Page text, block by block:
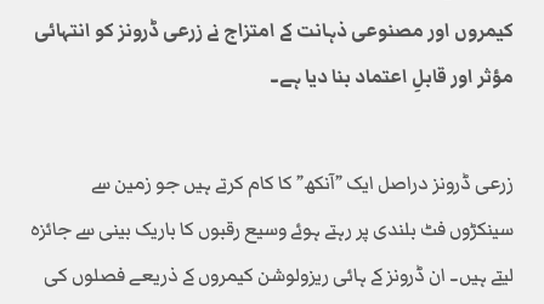
کیمروں اور مصنوعی ذہانت کے امتزاج نے زرعی ڈرونز کو انتہائی
مؤثر اور قابلِ اعتماد بنا دیا ہے۔
زرعی ڈرونز دراصل ایک ”آنکھ” کا کام کرتے ہیں جو زمین سے
سینکڑوں فٹ بلندی پر رہتے ہوئے وسیع رقبوں کا باریک بینی سے جائزہ
لیتے ہیں۔ ان ڈرونز کے ہائی ریزولوشن کیمروں کے ذریعے فصلوں کی